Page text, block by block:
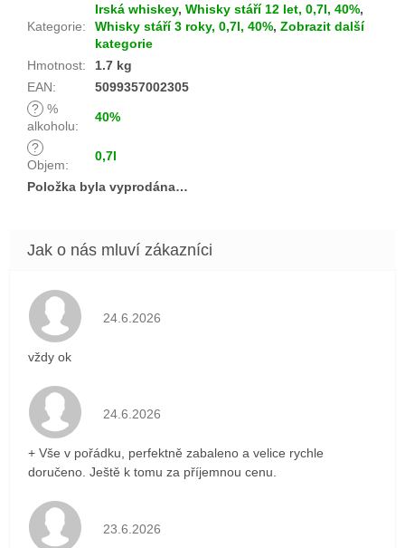
Kategorie:
Irská whiskey, Whisky stáří 12 let, 0,7l, 40%,
Whisky stáří 3 roky, 0,7l, 40%, Zobrazit další
kategorie
Hmotnost:
1.7 kg
EAN:
5099357002305
? %
alkoholu:
40%
?
Objem:
0,7l
Položka byla vyprodána…
Hodnocení obchodu je 5 z 5 hvězdiček.
24.6.2026
vždy ok
Hodnocení obchodu je 5 z 5 hvězdiček.
24.6.2026
+ Vše v pořádku, perfektně zabaleno a velice rychle
doručeno. Ještě k tomu za příjemnou cenu.
Hodnocení obchodu je 5 z 5 hvězdiček.
23.6.2026